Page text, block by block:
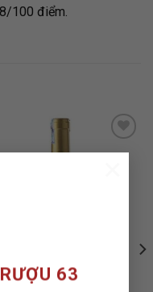
63
100 điểm.